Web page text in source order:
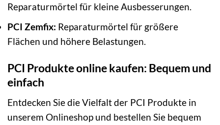
Reparaturmörtel für kleine Ausbesserungen.
PCI Zemfix: Reparaturmörtel für größere
Flächen und höhere Belastungen.
PCI Produkte online kaufen: Bequem und
einfach
Entdecken Sie die Vielfalt der PCI Produkte in
unserem Onlineshop und bestellen Sie bequem